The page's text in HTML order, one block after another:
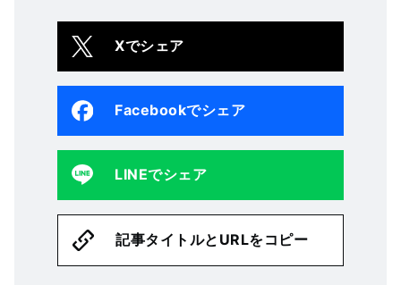
Xでシェア
Facebookでシェア
LINEでシェア
記事タイトルとURLをコピー